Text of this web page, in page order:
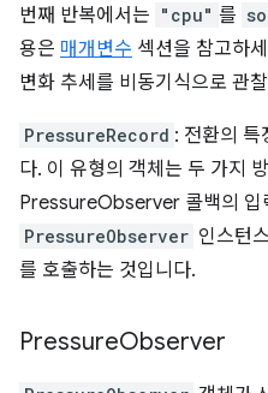
번째 반복에서는 "cpu" 를
용은 매개변수 섹션을 참고하
변화 추세를 비동기식으로 관
PressureRecord : 전환의 특
다. 이 유형의 객체는 두 가지
PressureObserver 콜백의 입
PressureObserver 인스턴
를 호출하는 것입니다.
PressureObserver